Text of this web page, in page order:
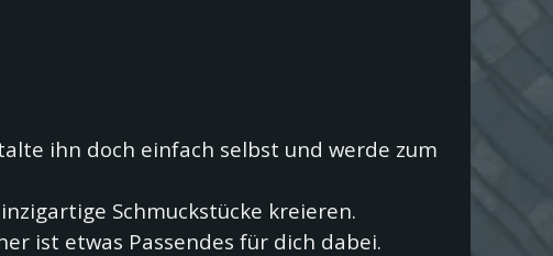
ihn doch einfach selbst und werde zum
Schmuckstücke kreieren.
ist etwas Passendes für dich dabei.